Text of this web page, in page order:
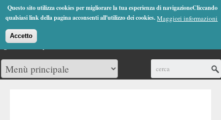
Questo sito utilizza cookies per migliorare la tua esperienza di navigazioneCliccando
qualsiasi link della pagina acconsenti all'utilizzo dei cookies.Maggiori informazioni
Accetto
Jump to Navigation
(0)